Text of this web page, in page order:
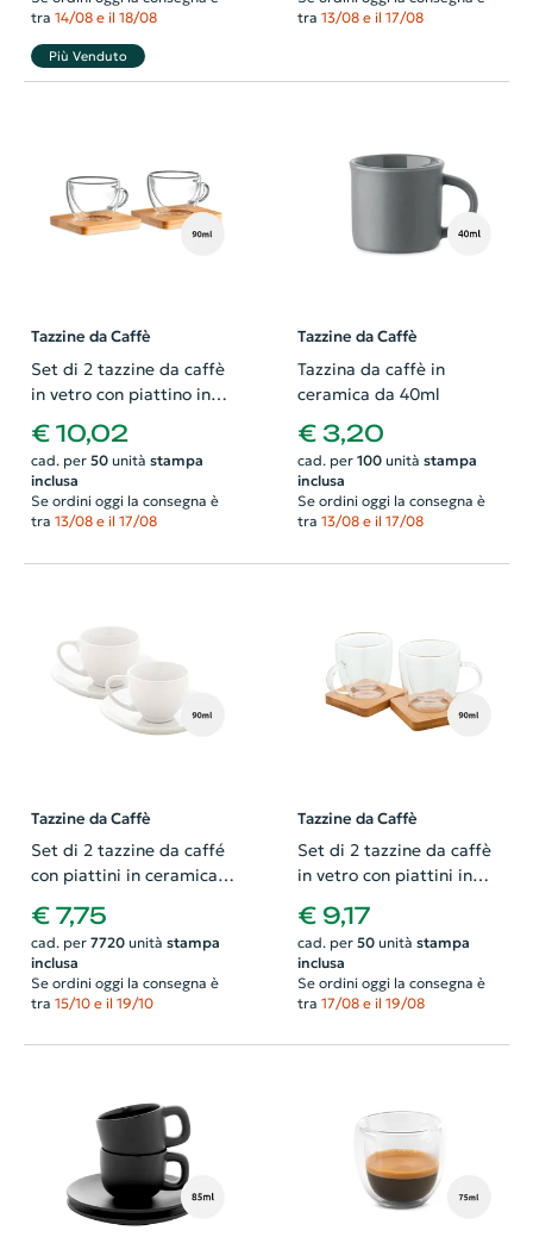
tra 14/08 e il 18/08
Più Venduto
tra 13/08 e il 17/08
Tazzine da Caffè
Set di 2 tazzine da caffè
in vetro con piattino in
bambù 90ml
€ 10,02
cad. per 50unità stampa
inclusa
Se ordini oggi la consegna è
tra 13/08 e il 17/08
Tazzine da Caffè
Tazzina da caffè in
ceramica da 40ml
€ 3,20
cad. per 100unità stampa
inclusa
Se ordini oggi la consegna è
tra 13/08 e il 17/08
Tazzine da Caffè
Set di 2 tazzine da caffé
con piattini in ceramica
€ 7,75
cad. per 7720unità stampa
inclusa
Se ordini oggi la consegna è
tra 15/10 e il 19/10
Tazzine da Caffè
Set di 2 tazzine da caffè
in vetro con piattini in
€ 9,17
cad. per 50unità stampa
inclusa
Se ordini oggi la consegna è
tra 17/08 e il 19/08